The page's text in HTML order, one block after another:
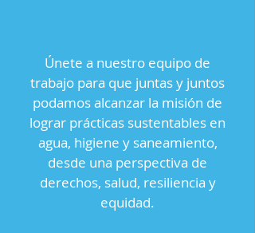
Únete a nuestro equipo de
trabajo para que juntas y juntos
podamos alcanzar la misión de
lograr prácticas sustentables en
agua, higiene y saneamiento,
desde una perspectiva de
derechos, salud, resiliencia y
equidad.